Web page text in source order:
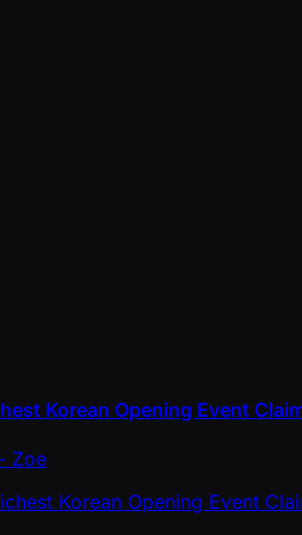
Korean Opening Event
Zoe